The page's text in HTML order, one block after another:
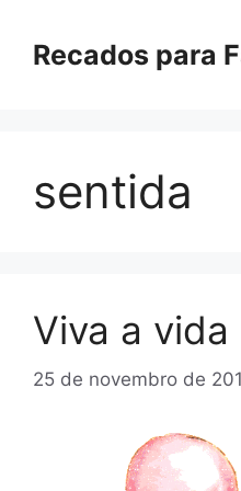
paraRecados para
sentida
Viva a vida
25 de novembro de